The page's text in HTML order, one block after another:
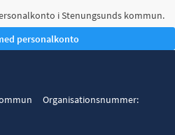
i Stenungsunds kommun.
Organisationsnummer: